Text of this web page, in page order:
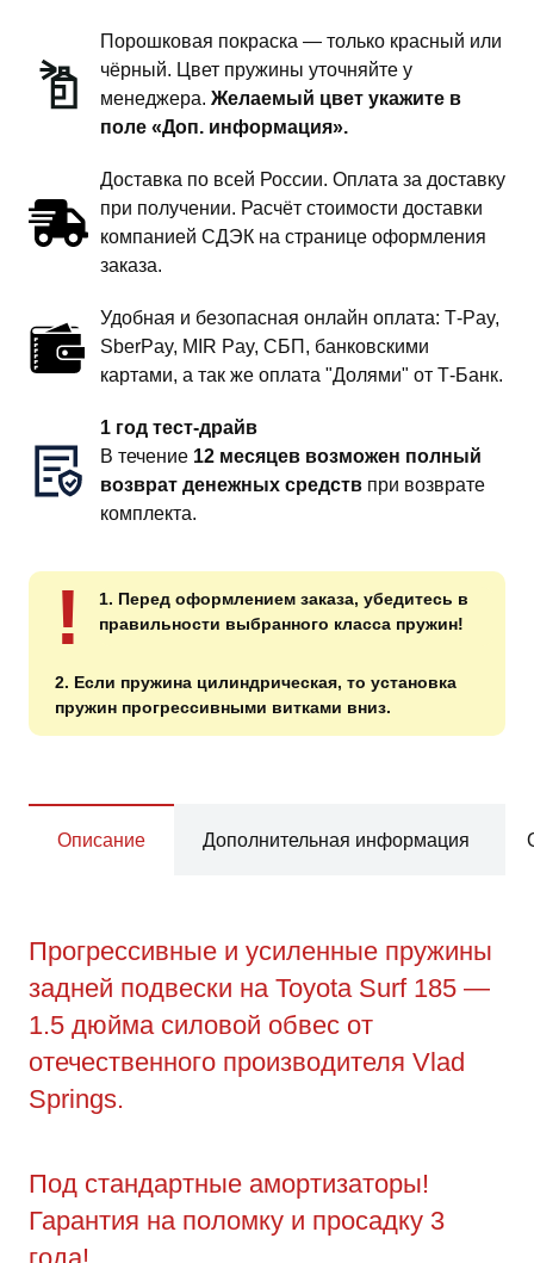
Порошковая покраска — только красный или
чёрный. Цвет пружины уточняйте у
менеджера. Желаемый цвет укажите в
поле «Доп. информация».
Доставка по всей России. Оплата за доставку
при получении. Расчёт стоимости доставки
компанией СДЭК на странице оформления
заказа.
Удобная и безопасная онлайн оплата: T‑Pay,
SberPay, MIR Pay, СБП, банковскими
картами, а так же оплата "Долями" от Т-Банк.
1 год тест-драйв
В течение 12 месяцев возможен полный
возврат денежных средств при возврате
комплекта.
!
1. Перед оформлением заказа, убедитесь в
правильности выбранного класса пружин!
2. Если пружина цилиндрическая, то установка
пружин прогрессивными витками вниз.
Описание Дополнительная информация
Прогрессивные и усиленные пружины
задней подвески на Toyota Surf 185 —
1.5 дюйма силовой обвес от
отечественного производителя Vlad
Springs.
Под стандартные амортизаторы!
Гарантия на поломку и просадку 3